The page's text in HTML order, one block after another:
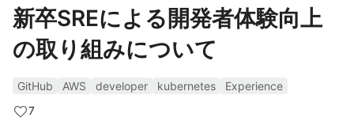
新卒SREによる開発者体験向上
の取り組みについて
GitHub AWS developer kubernetes
Experience
7